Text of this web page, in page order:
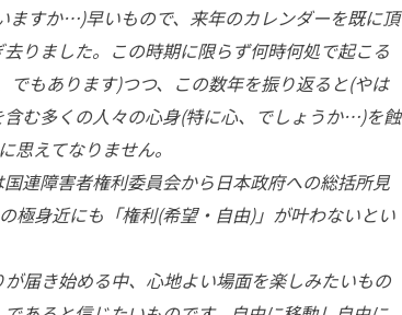
ますか…)早いもので、来年のカレンダーを既に頂
りました。この時期に限らず何時何処で起こる
でもあります)つつ、この数年を振り返ると(やは
含む多くの人々の心身(特に心、でしょうか…)を蝕
思えてなりません。
連障害者権利委員会から日本政府への総括所見
極身近にも「権利(希望・自由)」が叶わないとい
届き始める中、心地よい場面を楽しみたいもの